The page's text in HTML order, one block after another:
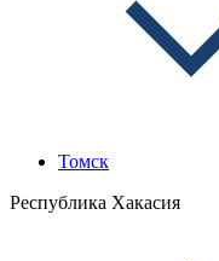
Томск
Республика Хакасия